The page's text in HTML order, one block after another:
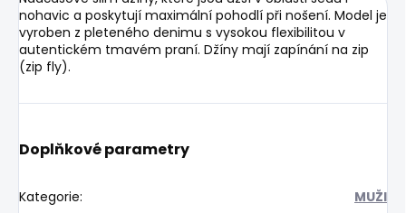
nohavic a poskytují maximální pohodlí při nošení. Model je
vyroben z pleteného denimu s vysokou flexibilitou v
autentickém tmavém praní. Džíny mají zapínání na zip
(zip fly).
Doplňkové parametry
Kategorie: MUŽI